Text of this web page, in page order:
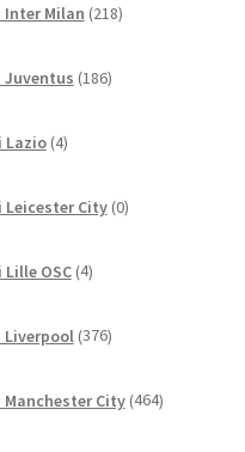
Inter Milan 218izdelkov
Juventus 186izdelkov
Lazio 4izdelki
Leicester City 0izdelkov
OSC 4izdelki
Liverpool 376izdelkov
City 464izdelkov